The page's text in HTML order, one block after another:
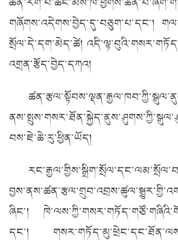
གཞོགས་འདེགས་བྱེད་དུ་བཅུག་པ་དང་།
སྲོལ་དེ་དག་མེད་ཚེ།
འགྲན་རྩོད་བྱེད་དཀའ།
བས་ཇེ་ཆེ་རུ་ཕྱིན་ཡོད།
ཞིང་།
དང་།